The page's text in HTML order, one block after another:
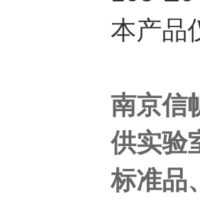
本产品
南京信
供实验
标准品